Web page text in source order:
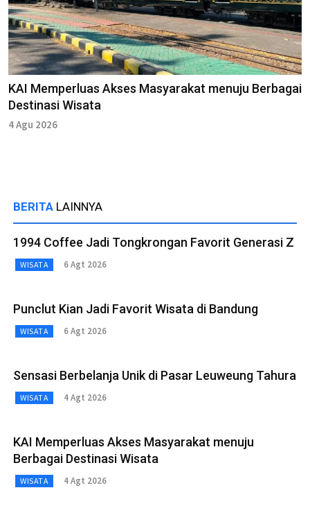
KAI Memperluas Akses Masyarakat menuju Berbagai
Destinasi Wisata
4 Agu 2026
BERITA LAINNYA
1994 Coffee Jadi Tongkrongan Favorit Generasi Z
WISATA 6 Agt 2026
Punclut Kian Jadi Favorit Wisata di Bandung
WISATA 6 Agt 2026
Sensasi Berbelanja Unik di Pasar Leuweung Tahura
WISATA 4 Agt 2026
KAI Memperluas Akses Masyarakat menuju
Berbagai Destinasi Wisata
WISATA 4 Agt 2026